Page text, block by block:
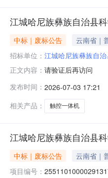
江城哈尼族彝族自治县
中标｜废标公告 云南省｜
招标单位： 江城哈尼族彝族自
正文内容： 请验证后再访问
发布时间： 2026-07-03 17:21
相关产品：
触控一体机
江城哈尼族彝族自治县
中标｜废标公告 云南省｜
项目编号：